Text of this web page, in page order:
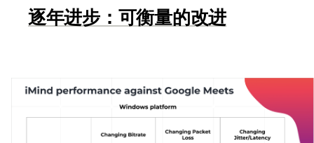
逐年进步：可衡量的改进